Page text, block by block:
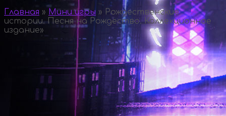
Главная » Мини игры » Рождественские
истории. Песня на Рождество. Коллекционное
издание»